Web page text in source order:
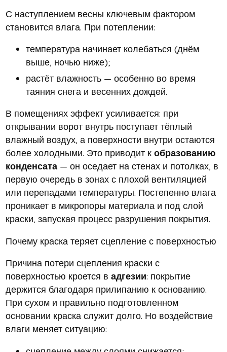
С наступлением весны ключевым фактором
становится влага. При потеплении:
температура начинает колебаться (днём
выше, ночью ниже);
растёт влажность — особенно во время
таяния снега и весенних дождей.
В помещениях эффект усиливается: при
открывании ворот внутрь поступает тёплый
влажный воздух, а поверхности внутри остаются
более холодными. Это приводит к образованию
конденсата— он оседает на стенах и потолках, в
первую очередь в зонах с плохой вентиляцией
или перепадами температуры. Постепенно влага
проникает в микропоры материала и под слой
краски, запуская процесс разрушения покрытия.
Почему краска теряет сцепление с поверхностью
Причина потери сцепления краски с
поверхностью кроется в адгезии: покрытие
держится благодаря прилипанию к основанию.
При сухом и правильно подготовленном
основании краска служит долго. Но воздействие
влаги меняет ситуацию: